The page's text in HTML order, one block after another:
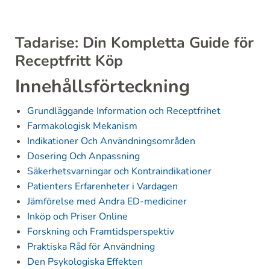
Tadarise: Din Kompletta Guide för
Receptfritt Köp
Innehållsförteckning
Grundläggande Information och Receptfrihet
Farmakologisk Mekanism
Indikationer Och Användningsområden
Dosering Och Anpassning
Säkerhetsvarningar och Kontraindikationer
Patienters Erfarenheter i Vardagen
Jämförelse med Andra ED-mediciner
Inköp och Priser Online
Forskning och Framtidsperspektiv
Praktiska Råd för Användning
Den Psykologiska Effekten